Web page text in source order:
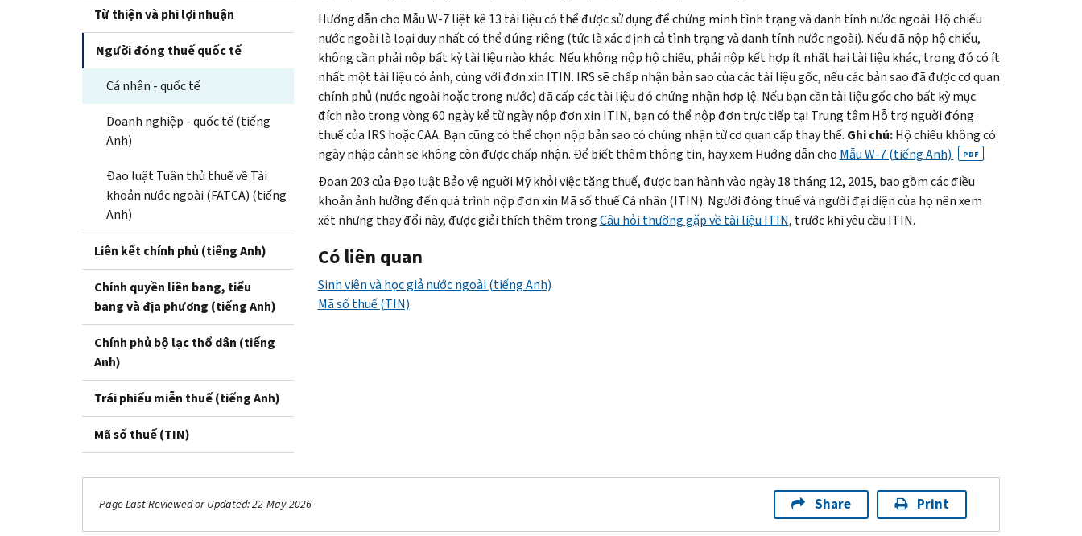
Từ thiện và phi lợi nhuận
Người đóng thuế quốc tế
Cá nhân - quốc tế
Doanh nghiệp - quốc tế (tiếng
Anh)
Đạo luật Tuân thủ thuế về Tài
khoản nước ngoài (FATCA) (tiếng
Anh)
Liên kết chính phủ (tiếng Anh)
Chính quyền liên bang, tiểu
bang và địa phương (tiếng Anh)
Chính phủ bộ lạc thổ dân (tiếng
Anh)
Trái phiếu miễn thuế (tiếng Anh)
Mã số thuế (TIN)
Hướng dẫn cho Mẫu W-7 liệt kê 13 tài liệu có thể được sử dụng để chứng minh tình trạng và danh tính nước ngoài. Hộ chiếu
nước ngoài là loại duy nhất có thể đứng riêng (tức là xác định cả tình trạng và danh tính nước ngoài). Nếu đã nộp hộ chiếu,
không cần phải nộp bất kỳ tài liệu nào khác. Nếu không nộp hộ chiếu, phải nộp kết hợp ít nhất hai tài liệu khác, trong đó có ít
nhất một tài liệu có ảnh, cùng với đơn xin ITIN. IRS sẽ chấp nhận bản sao của các tài liệu gốc, nếu các bản sao đã được cơ quan
chính phủ (nước ngoài hoặc trong nước) đã cấp các tài liệu đó chứng nhận hợp lệ. Nếu bạn cần tài liệu gốc cho bất kỳ mục
đích nào trong vòng 60 ngày kể từ ngày nộp đơn xin ITIN, bạn có thể nộp đơn trực tiếp tại Trung tâm Hỗ trợ người đóng
thuế của IRS hoặc CAA. Bạn cũng có thể chọn nộp bản sao có chứng nhận từ cơ quan cấp thay thế. Ghi chú:Hộ chiếu không có
ngày nhập cảnh sẽ không còn được chấp nhận. Để biết thêm thông tin, hãy xem Hướng dẫn cho Mẫu W-7 (tiếng Anh) PDF .
Đoạn 203 của Đạo luật Bảo vệ người Mỹ khỏi việc tăng thuế, được ban hành vào ngày 18 tháng 12, 2015, bao gồm các điều
khoản ảnh hưởng đến quá trình nộp đơn xin Mã số thuế Cá nhân (ITIN). Người đóng thuế và người đại diện của họ nên xem
xét những thay đổi này, được giải thích thêm trongCâu hỏi thường gặp về tài liệu ITIN, trước khi yêu cầu ITIN.
Có liên quan
Sinh viên và học giả nước ngoài (tiếng Anh)
Mã số thuế (TIN)
Page Last Reviewed or Updated: 22-May-2026 Share Print